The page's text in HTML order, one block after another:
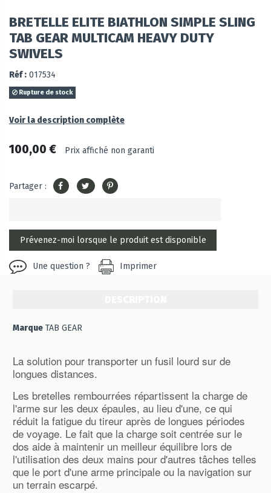
BRETELLE ELITE BIATHLON SIMPLE SLING
TAB GEAR MULTICAM HEAVY DUTY
SWIVELS
Réf : 017534
Rupture de stock
Voir la description complète
100,00 € Prix affiché non garanti
Partager :
Une question ? Imprimer
Marque TAB GEAR
La solution pour transporter un fusil lourd sur de
longues distances.
Les bretelles rembourrées répartissent la charge de
l'arme sur les deux épaules, au lieu d'une, ce qui
réduit la fatigue du tireur après de longues périodes
de voyage. Le fait que la charge soit centrée sur le
dos aide à maintenir un meilleur équilibre lors de
l'utilisation des deux mains pour d'autres tâches telles
que le port d'une arme principale ou la navigation sur
un terrain escarpé.